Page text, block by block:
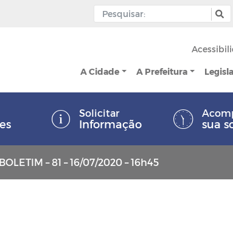
A Cidade A Prefeitura
Solicitar
Informação sua
BOLETIM – 81 – 16/07/2020 – 16h45